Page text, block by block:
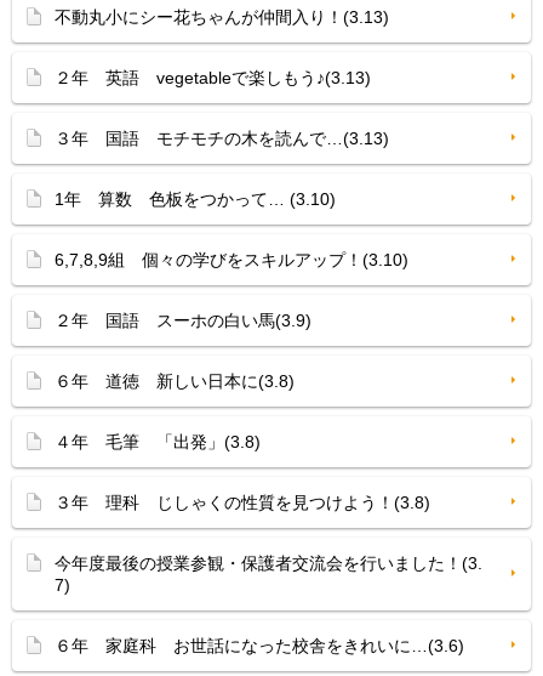
不動丸小にシー花ちゃんが仲間入り！(3.13)
２年 英語 vegetableで楽しもう♪(3.13)
３年 国語 モチモチの木を読んで…(3.13)
1年 算数 色板をつかって… (3.10)
6,7,8,9組 個々の学びをスキルアップ！(3.10)
２年 国語 スーホの白い馬(3.9)
６年 道徳 新しい日本に(3.8)
４年 毛筆 「出発」(3.8)
３年 理科 じしゃくの性質を見つけよう！(3.8)
今年度最後の授業参観・保護者交流会を行いました！(3.
7)
６年 家庭科 お世話になった校舎をきれいに…(3.6)